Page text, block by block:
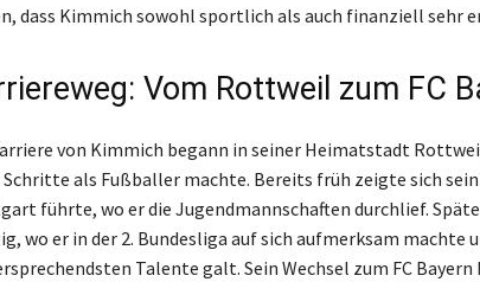
dass Kimmich sowohl sportlich als auch finanziell sehr
Vom Rottweil zum FC
von Kimmich begann in seiner Heimatstadt
als Fußballer machte. Bereits früh zeigte sich
führte, wo er die Jugendmannschaften durchlief.
wo er in der 2. Bundesliga auf sich aufmerksam machte
Talente galt. Sein Wechsel zum FC